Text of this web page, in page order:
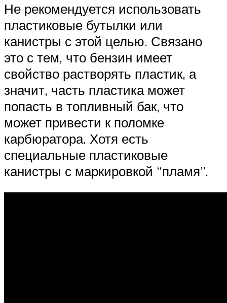
Не рекомендуется использовать
пластиковые бутылки или
канистры с этой целью. Связано
это с тем, что бензин имеет
свойство растворять пластик, а
значит, часть пластика может
попасть в топливный бак, что
может привести к поломке
карбюратора. Хотя есть
специальные пластиковые
канистры с маркировкой “пламя”.